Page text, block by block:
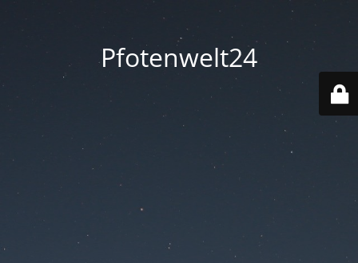
Pfotenwelt24